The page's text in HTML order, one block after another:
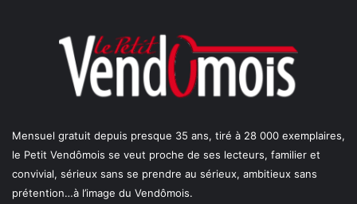
Mensuel gratuit depuis presque 35 ans, tiré à 28 000 exemplaires,
le Petit Vendômois se veut proche de ses lecteurs, familier et
convivial, sérieux sans se prendre au sérieux, ambitieux sans
prétention…à l’image du Vendômois.